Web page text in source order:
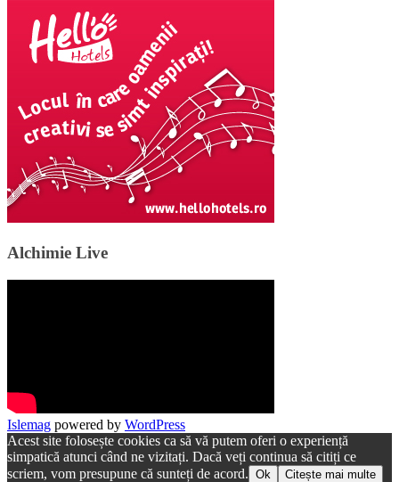
Alchimie Live
Islemag powered by WordPress
Acest site folosește cookies ca să vă putem oferi o experiență
simpatică atunci când ne vizitați. Dacă veți continua să citiți ce
scriem, vom presupune că sunteți de acord. Ok Citește mai multe